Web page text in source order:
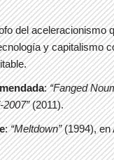
del aceleracionismo
y capitalismo
:“Fanged
(2011).
:“Meltdown”(1994), en